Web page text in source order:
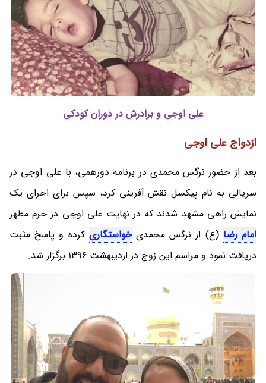
علی اوجی و برادرش در دوران کودکی
ازدواج علی اوجی
بعد از حضور نرگس محمدی در برنامه دورهمی، با علی اوجی در
سریالی به نام پیکسل نقش آفرینی کرد، سپس برای اجرای یک
نمایش راهی مشهد شدند که در نهایت علی اوجی در حرم مطهر
امام رضا (ع) از نرگس محمدیخواستگاری کرده و پاسخ مثبت
دریافت نمود و مراسم این زوج در اردیبهشت 1396 برگزار شد.